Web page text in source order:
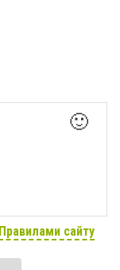
🙂
Правилами сайту